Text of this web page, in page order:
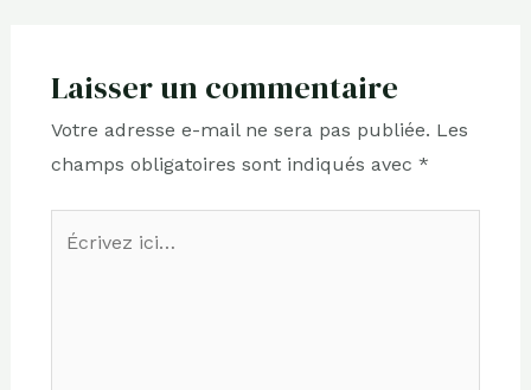
Laisser un commentaire
Votre adresse e-mail ne sera pas publiée. Les
champs obligatoires sont indiqués avec *